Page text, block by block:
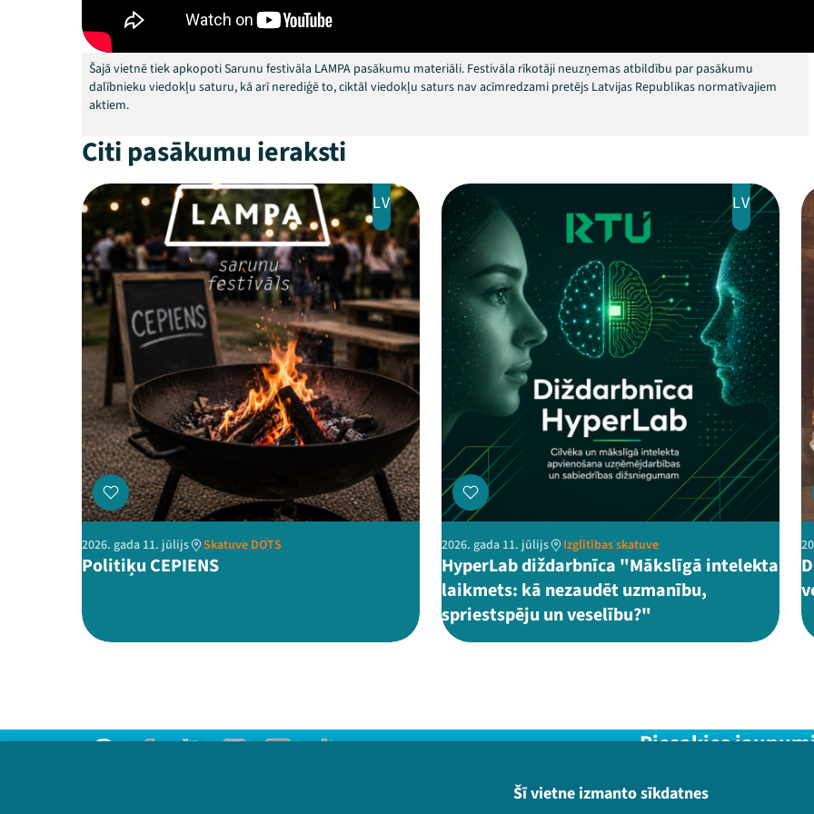
Šī vietne izmanto sīkdatnes
Šajā vietnē tiek apkopoti Sarunu festivāla LAMPA pasākumu materiāli. Festivāla rīkotāji neuzņemas atbildību par pasākumu
dalībnieku viedokļu saturu, kā arī nerediģē to, ciktāl viedokļu saturs nav acīmredzami pretējs Latvijas Republikas normatīvajiem
aktiem.
Citi pasākumu ieraksti
LV
2026. gada 11. jūlijs Skatuve DOTS
Politiķu CEPIENS
LV
2026. gada 11. jūlijs Izglītības skatuve
HyperLab diždarbnīca "Mākslīgā intelekta
laikmets: kā nezaudēt uzmanību,
spriestspēju un veselību?"
Piesakies
Nepalaid garām aktuālāko